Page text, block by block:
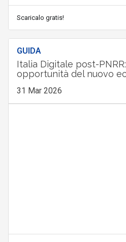
Scaricalo gratis!
GUIDA
Italia Digitale post-
opportunità del nuovo
31 Mar 2026